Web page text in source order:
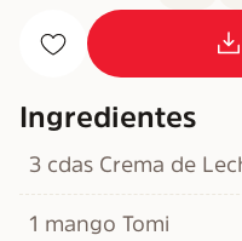
Ingredientes
3 cdas Crema de
1 mango Tomi